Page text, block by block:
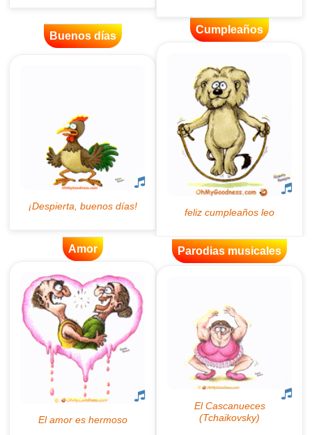
Buenos días
Cumpleaños
Amor Parodias musicales